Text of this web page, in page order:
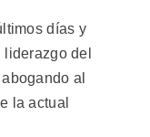
días y
del
al
la actual